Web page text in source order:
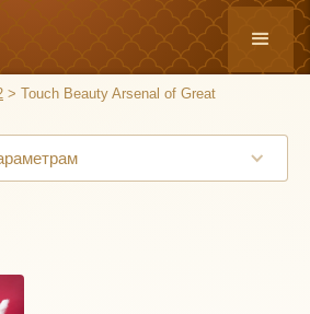
> Touch Beauty Arsenal of Great